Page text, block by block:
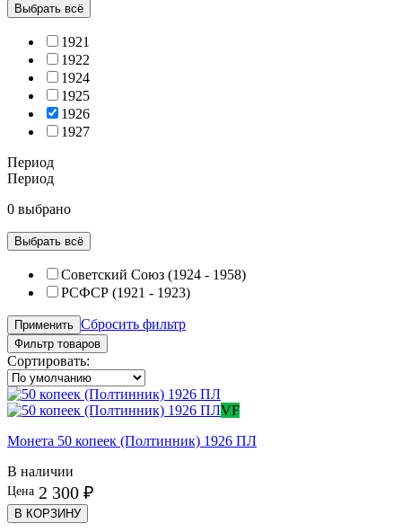
Выбрать всё
1921
1922
1924
1925
1926
1927
Период
Период
0 выбрано
Выбрать всё
Советский Союз (1924 - 1958)
РСФСР (1921 - 1923)
Применить Сбросить фильтр
Фильтр товаров
Сортировать:
VF
Монета 50 копеек (Полтинник) 1926 ПЛ
В наличии
Цена 2 300 ₽
В КОРЗИНУ